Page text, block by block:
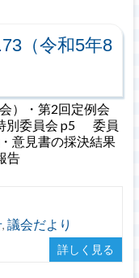
（令和5年8
）・第2回定例会
別委員会 p5 委員
見書の採決結果
告
, 議会だより
詳しく見る